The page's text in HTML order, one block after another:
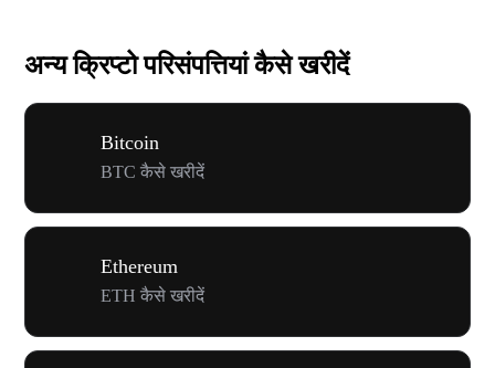
अन्य क्रिप्टो परिसंपत्तियां कैसे खरीदें
Bitcoin
BTC कैसे खरीदें
Ethereum
ETH कैसे खरीदें